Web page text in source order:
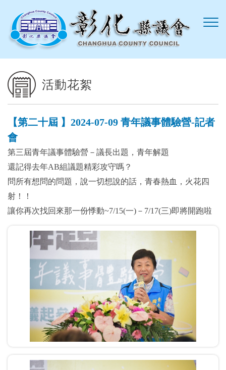
活動花絮
【第二十屆 】2024-07-09 青年議事體驗營-記者
會
第三屆青年議事體驗營－議長出題，青年解題
還記得去年AB組議題精彩攻守嗎？
問所有想問的問題，說一切想說的話，青春熱血，火花四
射！！
讓你再次找回來那一份悸動~7/15(一)－7/17(三)即將開跑啦